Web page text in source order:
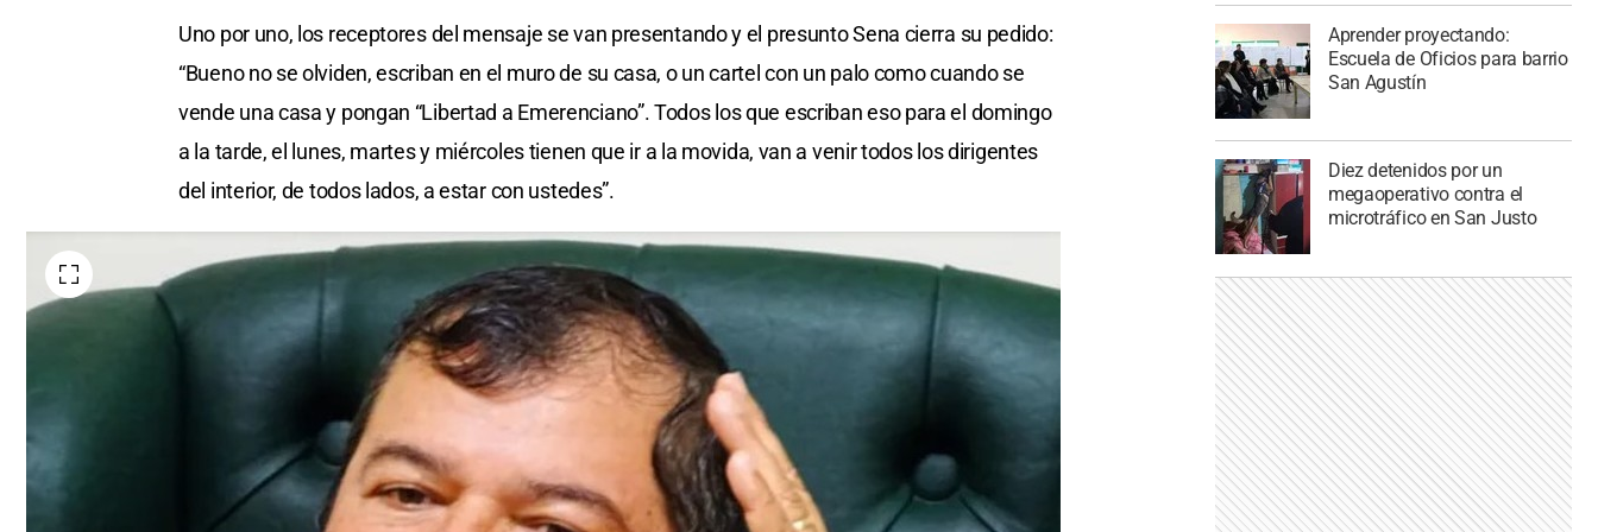
Uno por uno, los receptores del mensaje se van presentando y el presunto Sena cierra su pedido:
“Bueno no se olviden, escriban en el muro de su casa, o un cartel con un palo como cuando se
vende una casa y pongan “Libertad a Emerenciano”. Todos los que escriban eso para el domingo
a la tarde, el lunes, martes y miércoles tienen que ir a la movida, van a venir todos los dirigentes
del interior, de todos lados, a estar con ustedes”.
Aprender proyectando:
Escuela de Oficios para barrio
San Agustín
Diez detenidos por un
megaoperativo contra el
microtráfico en San Justo